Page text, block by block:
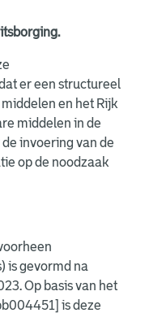
er een structureel
en het Rijk
middelen in de
invoering van de
op de noodzaak
is gevormd na
Op basis van het
is deze